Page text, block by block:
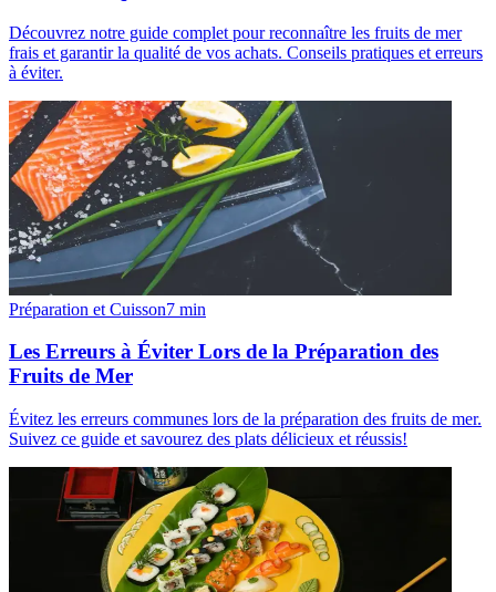
Découvrez notre guide complet pour reconnaître les fruits de mer
frais et garantir la qualité de vos achats. Conseils pratiques et erreurs
à éviter.
Préparation et Cuisson7 min
Les Erreurs à Éviter Lors de la Préparation des
Fruits de Mer
Évitez les erreurs communes lors de la préparation des fruits de mer.
Suivez ce guide et savourez des plats délicieux et réussis!